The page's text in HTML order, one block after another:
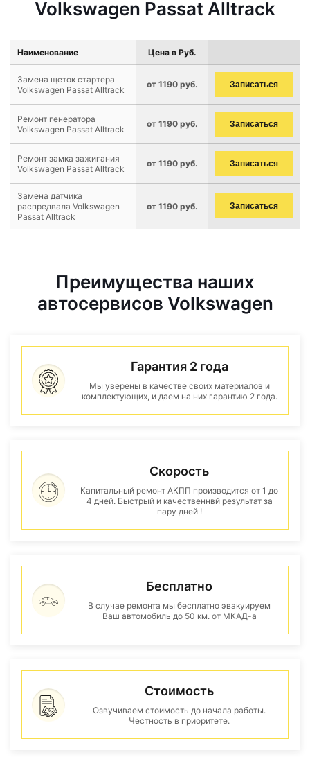
Volkswagen Passat Alltrack
Наименование Цена в Руб.
Замена щеток стартера
Volkswagen Passat Alltrack
от 1190 руб. Записаться
Ремонт генератора
Volkswagen Passat Alltrack
от 1190 руб. Записаться
Ремонт замка зажигания
Volkswagen Passat Alltrack
от 1190 руб. Записаться
Замена датчика
распредвала Volkswagen
Passat Alltrack
от 1190 руб. Записаться
Преимущества наших
автосервисов Volkswagen
Гарантия 2 года
Мы уверены в качестве своих материалов и
комплектующих, и даем на них гарантию 2 года.
Скорость
Капитальный ремонт АКПП производится от 1 до
4 дней. Быстрый и качественнвй результат за
пару дней !
Бесплатно
В случае ремонта мы бесплатно эвакуируем
Ваш автомобиль до 50 км. от МКАД-а
Стоимость
Озвучиваем стоимость до начала работы.
Честность в приоритете.